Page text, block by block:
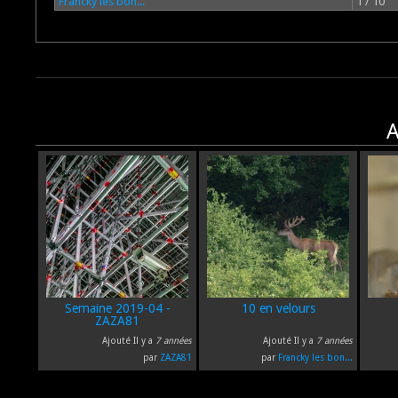
Semaine 2019-04 -
ZAZA81
Ajouté Il y a 7 années
par ZAZA81
10 en velours
Ajouté Il y a 7 années
par Francky les bon...